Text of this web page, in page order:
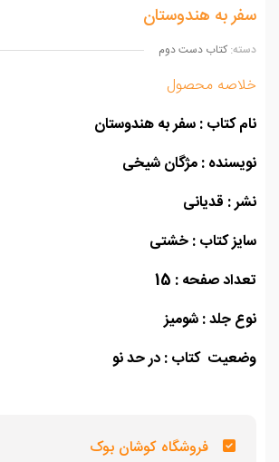
به هندوستان
کتاب دست دوم
محصول
کتاب : سفر به هندوستان
: مژگان شیخی
: قدیانی
کتاب : خشتی
صفحه : 15
جلد : شومیز
کتاب : در حد نو
فروشگاه کوشان بوک